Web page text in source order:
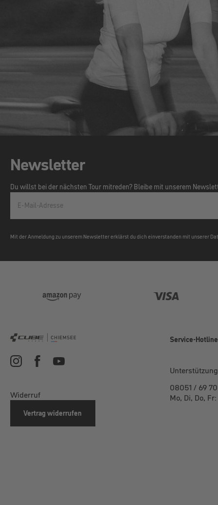
Newsletter
Du willst bei der nächsten Tour mitreden? Bleibe mit unserem
E-Mail-Adresse
Mit der Anmeldung zu unserem Newsletter erklärst du dich einverstanden mit unserer
Widerruf
Vertrag widerrufen
Service-Hotline
08051 / 69
Mo, Di, Do,